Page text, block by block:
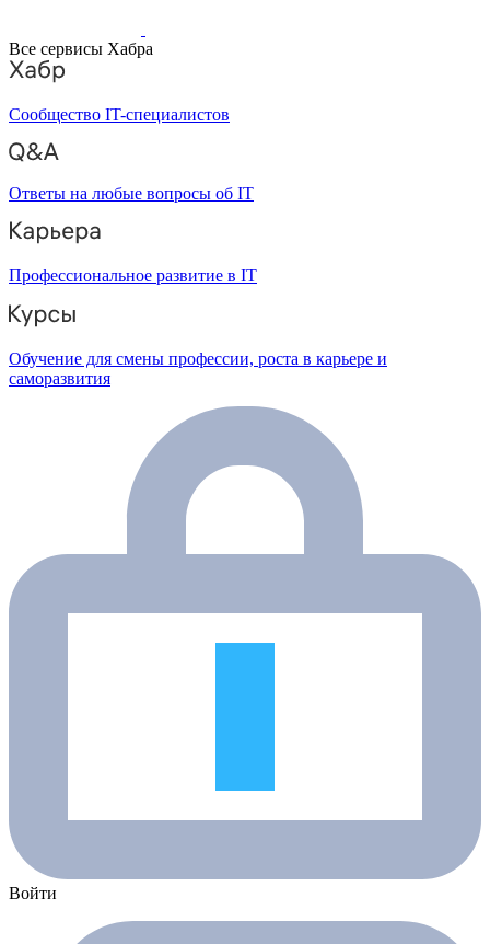
Все сервисы Хабра
Сообщество IT-специалистов
Ответы на любые вопросы об IT
Профессиональное развитие в IT
Обучение для смены профессии, роста в карьере и
саморазвития
Войти